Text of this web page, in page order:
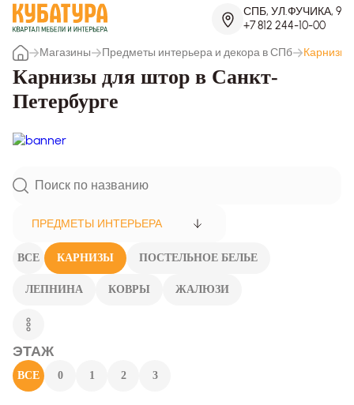
СПБ, УЛ.ФУЧИКА, 9
+7 812 244-10-00
Магазины
Предметы интерьера и декора в СПб Карнизы
Карнизы для штор в Санкт-
Петербурге
ПРЕДМЕТЫ ИНТЕРЬЕРА
ВСЕ КАРНИЗЫ ПОСТЕЛЬНОЕ БЕЛЬЕ
ЛЕПНИНА КОВРЫ ЖАЛЮЗИ
ЭТАЖ
ВСЕ 0 1 2 3